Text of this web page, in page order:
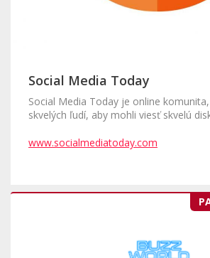
Social Media Today
Social Media Today je online
skvelých ľudí, aby mohli viesť skvelú
www.socialmediatoday.com